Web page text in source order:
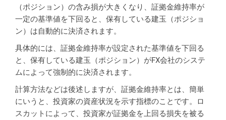
（ポジション）の含み損が大きくなり、証拠金維持率が
一定の基準値を下回ると、保有している建玉（ポジショ
ン）は自動的に決済されます。
具体的には、証拠金維持率が設定された基準値を下回る
と、保有している建玉（ポジション）がFX会社のシステ
ムによって強制的に決済されます。
計算方法などは後述しますが、証拠金維持率とは、簡単
にいうと、投資家の資産状況を示す指標のことです。ロ
スカットによって、投資家が証拠金を上回る損失を被る